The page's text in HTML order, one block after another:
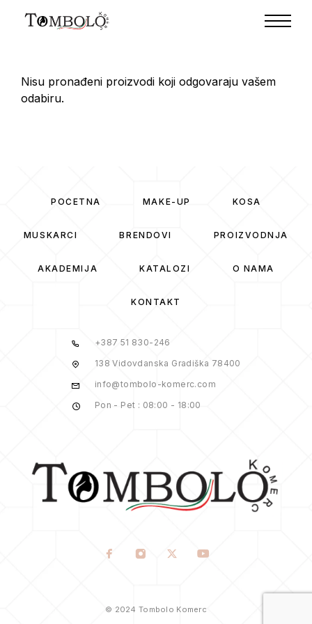
Nisu pronađeni proizvodi koji odgovaraju vašem
odabiru.
POČETNA MAKE-UP KOSA
MUSKARCI BRENDOVI PROIZVODNJA
AKADEMIJA KATALOZI O NAMA
KONTAKT
+387 51 830-246
138 Vidovdanska Gradiška 78400
info@tombolo-komerc.com
Pon - Pet : 08:00 - 18:00
© 2024 Tombolo Komerc